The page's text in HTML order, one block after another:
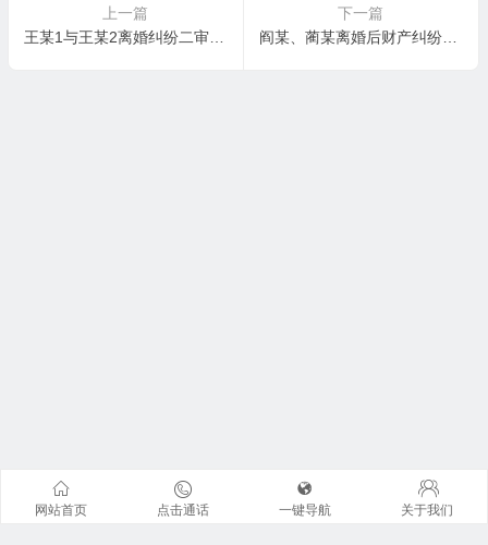
上一篇
王某1与王某2离婚纠纷二审民事判决书
下一篇
阎某、蔺某离婚后财产纠纷二审民事判决书
网站首页 点击通话 一键导航 关于我们